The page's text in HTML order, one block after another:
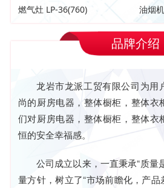
燃气灶 LP-36(760) 油烟
品牌介绍
龙岩市龙派工贸有限公司为用
尚的厨房电器，整体橱柜，整体衣
们对厨房电器，整体橱柜，整体衣
恒的安全幸福感。
公司成立以来，一直秉承“质量
量方针，树立了“市场前瞻化，产品